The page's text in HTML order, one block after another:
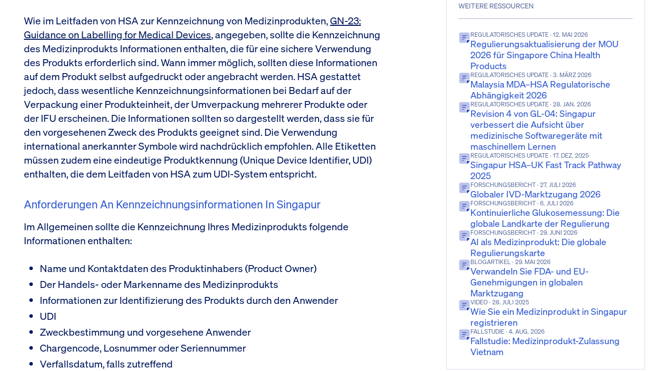
Wie im Leitfaden von HSA zur Kennzeichnung von Medizinprodukten,GN-23:
Guidance on Labelling for Medical Devices, angegeben, sollte die Kennzeichnung
des Medizinprodukts Informationen enthalten, die für eine sichere Verwendung
des Produkts erforderlich sind. Wann immer möglich, sollten diese Informationen
auf dem Produkt selbst aufgedruckt oder angebracht werden. HSA gestattet
jedoch, dass wesentliche Kennzeichnungsinformationen bei Bedarf auf der
Verpackung einer Produkteinheit, der Umverpackung mehrerer Produkte oder
der IFU erscheinen. Die Informationen sollten so dargestellt werden, dass sie für
den vorgesehenen Zweck des Produkts geeignet sind. Die Verwendung
international anerkannter Symbole wird nachdrücklich empfohlen. Alle Etiketten
müssen zudem eine eindeutige Produktkennung (Unique Device Identifier, UDI)
enthalten, die dem Leitfaden von HSA zum UDI-System entspricht.
Anforderungen An Kennzeichnungsinformationen In Singapur
Im Allgemeinen sollte die Kennzeichnung Ihres Medizinprodukts folgende
Informationen enthalten:
Name und Kontaktdaten des Produktinhabers (Product Owner)
Der Handels- oder Markenname des Medizinprodukts
Informationen zur Identifizierung des Produkts durch den Anwender
UDI
Zweckbestimmung und vorgesehene Anwender
Chargencode, Losnummer oder Seriennummer
Verfallsdatum, falls zutreffend
WEITERE RESSOURCEN
REGULATORISCHES UPDATE · 12. MAI 2026
Regulierungsaktualisierung der MOU
2026 für Singapore China Health
Products
REGULATORISCHES UPDATE · 3. MÄRZ 2026
Malaysia MDA–HSA Regulatorische
Abhängigkeit 2026
REGULATORISCHES UPDATE · 28. JAN. 2026
Revision 4 von GL-04: Singapur
verbessert die Aufsicht über
medizinische Softwaregeräte mit
maschinellem Lernen
REGULATORISCHES UPDATE · 17. DEZ. 2025
Singapur HSA–UK Fast Track Pathway
2025
FORSCHUNGSBERICHT· 27. JULI 2026
Globaler IVD-Marktzugang 2026
FORSCHUNGSBERICHT· 6. JULI 2026
Kontinuierliche Glukosemessung: Die
globale Landkarte der Regulierung
FORSCHUNGSBERICHT· 29. JUNI 2026
AI als Medizinprodukt: Die globale
Regulierungskarte
BLOGARTIKEL · 29. MAI 2026
Verwandeln Sie FDA- und EU-
Genehmigungen in globalen
Marktzugang
VIDEO · 28. JULI 2025
Wie Sie ein Medizinprodukt in Singapur
registrieren
FALLSTUDIE · 4. AUG. 2026
Fallstudie: Medizinprodukt-Zulassung
Vietnam